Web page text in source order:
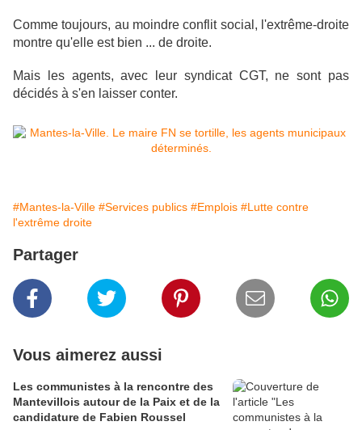
Comme toujours, au moindre conflit social, l'extrême-droite
montre qu'elle est bien ... de droite.
Mais les agents, avec leur syndicat CGT, ne sont pas
décidés à s'en laisser conter.
#Mantes-la-Ville #Services publics #Emplois #Lutte contre
l'extrême droite
Partager
Vous aimerez aussi
Les communistes à la rencontre des
Mantevillois autour de la Paix et de la
candidature de Fabien Roussel